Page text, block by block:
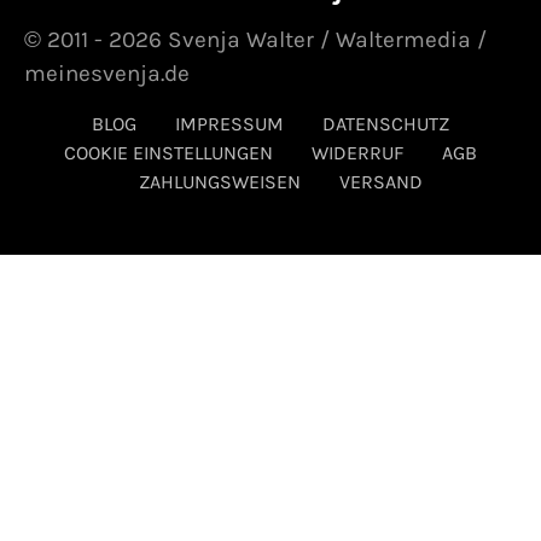
BLOG IMPRESSUM
DATENSCHUTZ
COOKIE EINSTELLUNGEN
WIDERRUF
AGB
ZAHLUNGSWEISEN
VERSAND
© 2011 - 2026 Svenja Walter / Waltermedia /
meinesvenja.de